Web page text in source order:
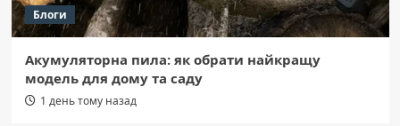
Блоги
Акумуляторна пила: як обрати найкращу
модель для дому та саду
1 день тому назад